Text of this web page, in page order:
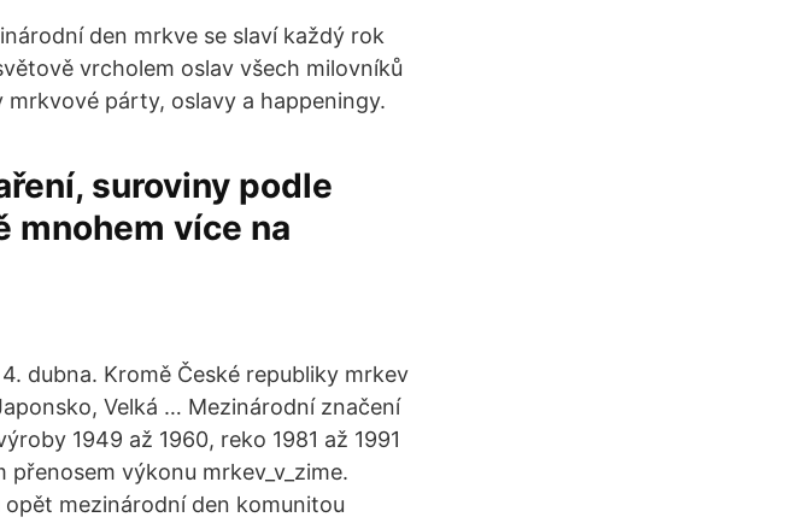
den mrkve se slaví každý rok
vrcholem oslav všech milovníků
párty, oslavy a happeningy.
suroviny podle
mnohem více na
dubna. Kromě České republiky mrkev
Velká … Mezinárodní značení
1949 až 1960, reko 1981 až 1991
výkonu mrkev_v_zime.
mezinárodní den komunitou